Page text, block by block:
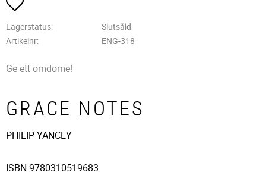
Lagerstatus
Slutsåld
Artikelnr
ENG-318
Ge ett omdöme!
GRACE NOTES
PHILIP YANCEY
ISBN 9780310519683